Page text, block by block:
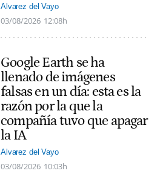
Alvarez del Vayo
03/08/2026 12:08h
Google Earth se ha
llenado de imágenes
falsas en un día: esta es la
razón por la que la
compañía tuvo que apagar
la IA
Alvarez del Vayo
03/08/2026 10:03h